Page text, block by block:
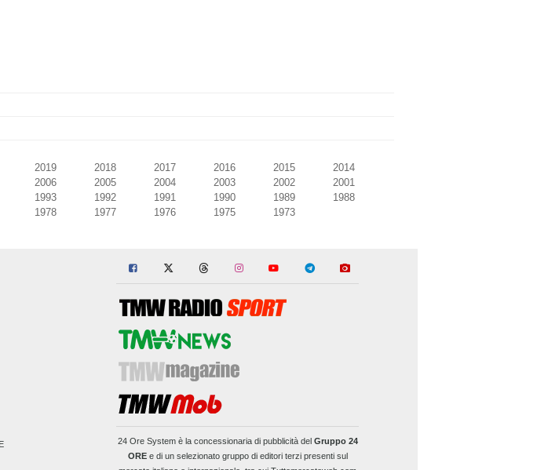
2019 2018 2017 2016 2015
2014
2006 2005 2004 2003 2002
2001
1993 1992 1991 1990 1989
1988
1978 1977 1976 1975 1973
24 Ore Systemè la concessionaria di pubblicità del Gruppo 24
OREe di un selezionato gruppo di editori terzi presenti sul